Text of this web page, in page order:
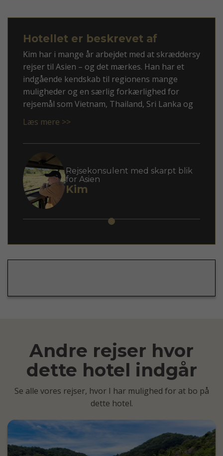
Hotellet er beskrevet af
Kim har i mange år arbejdet med at skræddersy
rejser til Asien – og det mærkes. Han har et
indgående kendskab til regionens mange
muligheder og en særlig forkærlighed for
rejsemål som Vietnam, Thailand, Sri Lanka og
ikke mindst Japan.
tilgang, hvor dine ønsker mødes med faglig
indsigt og overblik. Han er god til at spotte,
hvad der giver mening for netop dig – uanset
om du søger autentiske oplevelser, høj
komfort eller en blanding af begge dele.
Læs mere >>
Rejsekonsulent med skarpt blik
for Asien
Kim
Andre rejser hvor
dette hotel indgår
Se alle vores rejser, hvor I har mulighed for at bo på
dette hotel.